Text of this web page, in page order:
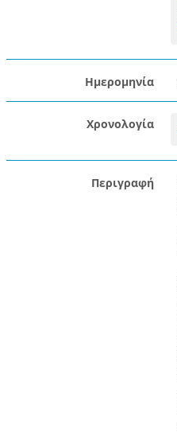
Ημερομηνία
Χρονολογία
Περιγραφή